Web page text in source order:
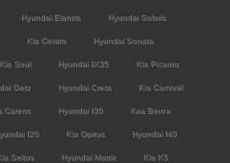
Hyundai Elantra Hyundai Solaris
Kia Cerato Hyundai Sonata
Kia Soul Hyundai IX35 Kia Picanto
Getz Hyundai Creta Kia Carnival
Carens Hyundai I30 Киа Венга
I20 Kia Opirus Hyundai I40
Seltos Hyundai Matrix Kia K5